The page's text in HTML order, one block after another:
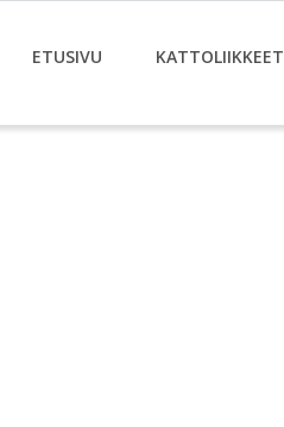
ETUSIVU KATTOLIIKKEET